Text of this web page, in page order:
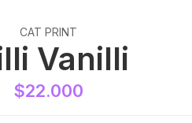
CAT PRINT
Vanilli
$22.000